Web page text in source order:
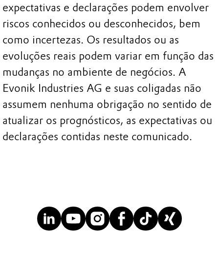
expectativas e declarações podem envolver
riscos conhecidos ou desconhecidos, bem
como incertezas. Os resultados ou as
evoluções reais podem variar em função das
mudanças no ambiente de negócios. A
Evonik Industries AG e suas coligadas não
assumem nenhuma obrigação no sentido de
atualizar os prognósticos, as expectativas ou
declarações contidas neste comunicado.